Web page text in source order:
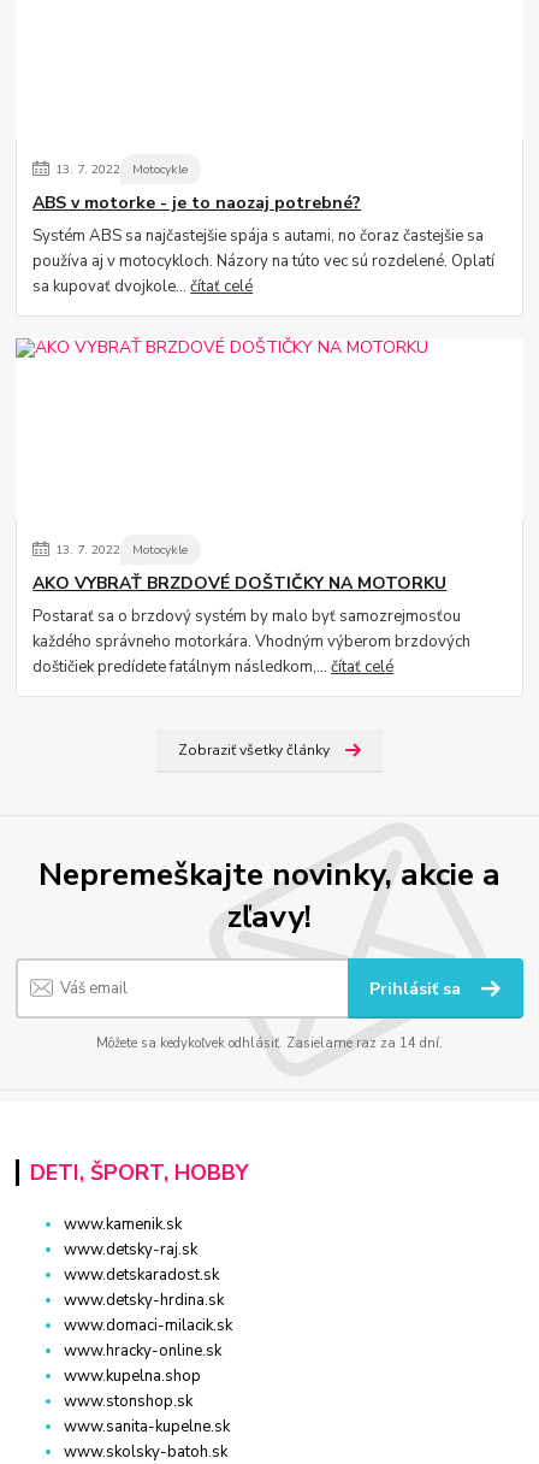
13. 7. 2022 Motocykle
ABS v motorke - je to naozaj potrebné?
Systém ABS sa najčastejšie spája s autami, no čoraz častejšie sa
používa aj v motocykloch. Názory na túto vec sú rozdelené. Oplatí
sa kupovať dvojkole...čítať celé
13. 7. 2022 Motocykle
AKO VYBRAŤ BRZDOVÉ DOŠTIČKY NA MOTORKU
Postarať sa o brzdový systém by malo byť samozrejmosťou
každého správneho motorkára. Vhodným výberom brzdových
doštičiek predídete fatálnym následkom,...čítať celé
Zobraziť všetky články
Nepremeškajte novinky, akcie a
zľavy!
Prihlásiť sa
Môžete sa kedykoľvek odhlásiť. Zasielame raz za 14 dní.
DETI, ŠPORT, HOBBY
www.kamenik.sk
www.detsky-raj.sk
www.detskaradost.sk
www.detsky-hrdina.sk
www.domaci-milacik.sk
www.hracky-online.sk
www.kupelna.shop
www.stonshop.sk
www.sanita-kupelne.sk
www.skolsky-batoh.sk